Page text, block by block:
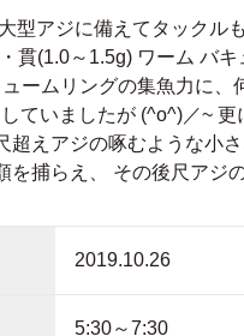
型アジに備えてタックル
貫(1.0～1.5g) ワーム バ
ームリングの集魚力に
ていましたが (^o^)／~
えアジの啄むような小
捕らえ、 その後尺アジ
2019.10.26
5:30～7:30